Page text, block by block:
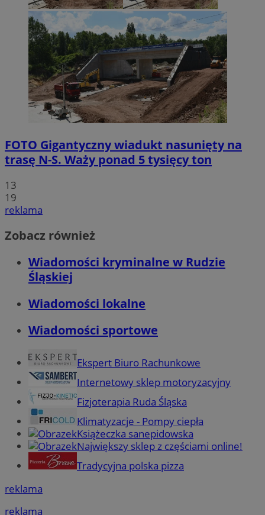
FOTO Gigantyczny wiadukt nasunięty na
trasę N-S. Waży ponad 5 tysięcy ton
13
19
reklama
Zobacz również
Wiadomości kryminalne w Rudzie
Śląskiej
Wiadomości lokalne
Wiadomości sportowe
Ekspert Biuro Rachunkowe
Internetowy sklep motoryzacyjny
Fizjoterapia Ruda Śląska
Klimatyzacje - Pompy ciepła
Książeczka sanepidowska
Największy sklep z częściami online!
Tradycyjna polska pizza
reklama
reklama